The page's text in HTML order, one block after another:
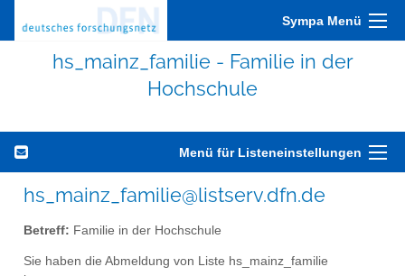
Sympa Menü
hs_mainz_familie - Familie in der
Hochschule
Menü für Listeneinstellungen
hs_mainz_familie@listserv.dfn.de
Betreff: Familie in der Hochschule
Sie haben die Abmeldung von Liste hs_mainz_familie